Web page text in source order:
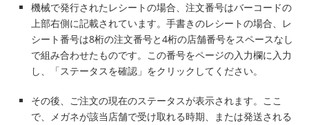
機械で発行されたレシートの場合、注文番号はバーコードの
上部右側に記載されています。手書きのレシートの場合、レ
シート番号は8桁の注文番号と4桁の店舗番号をスペースなし
で組み合わせたものです。この番号をページの入力欄に入力
し、「ステータスを確認」をクリックしてください。
その後、ご注文の現在のステータスが表示されます。ここ
で、メガネが該当店舗で受け取れる時期、または発送される